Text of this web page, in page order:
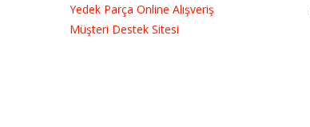
Yedek Parça Online Alışveriş
Müşteri Destek Sitesi